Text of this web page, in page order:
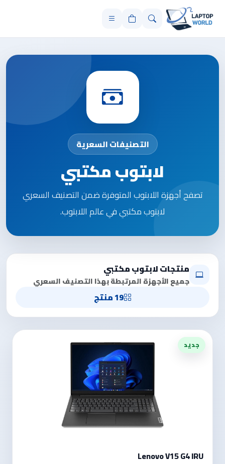
التصنيفات السعرية
لابتوب مكتبي
تصفح أجهزة اللابتوب المتوفرة ضمن التصنيف السعري
لابتوب مكتبي في عالم اللابتوب.
منتجات لابتوب مكتبي
جميع الأجهزة المرتبطة بهذا التصنيف السعري
19 منتج
جديد
Lenovo V15 G4 IRU